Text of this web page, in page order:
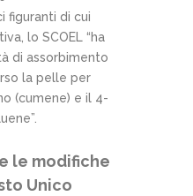
figuranti di cui
lo SCOEL “ha
di assorbimento
la pelle per
(cumene) e il 4-
le modifiche
Unico